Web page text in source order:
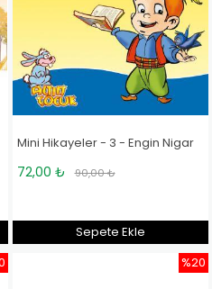
Mini Hikayeler - 3 - Engin Nigar
72,00 ₺ 90,00 ₺
Sepete Ekle
%20